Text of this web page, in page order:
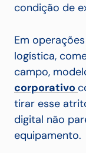
condição de
Em
logística,
campo,
corporativo
tirar esse
digital não
equipamento.